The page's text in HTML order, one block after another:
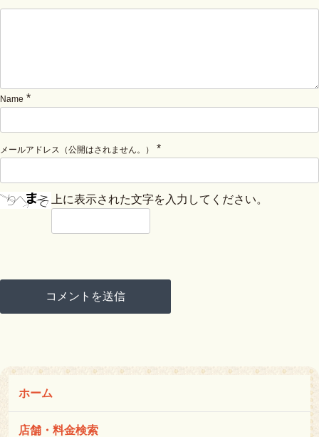
Name *
メールアドレス（公開はされません。） *
上に表示された文字を入力してください。
ホーム
店舗・料金検索